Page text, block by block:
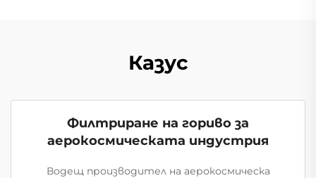
Казус
Филтриране на гориво за
аерокосмическата индустрия
Водещ производител на аерокосмическа